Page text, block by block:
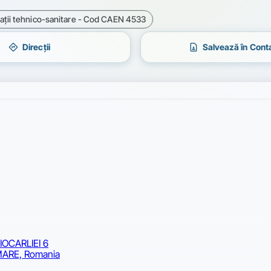
tehnico-sanitare - Cod CAEN 4533
directions Direcții contact_page Salvează în
6
Romania